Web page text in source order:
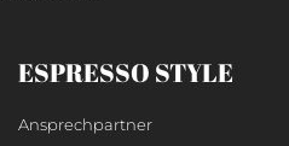
ESPRESSO STYLE
Ansprechpartner